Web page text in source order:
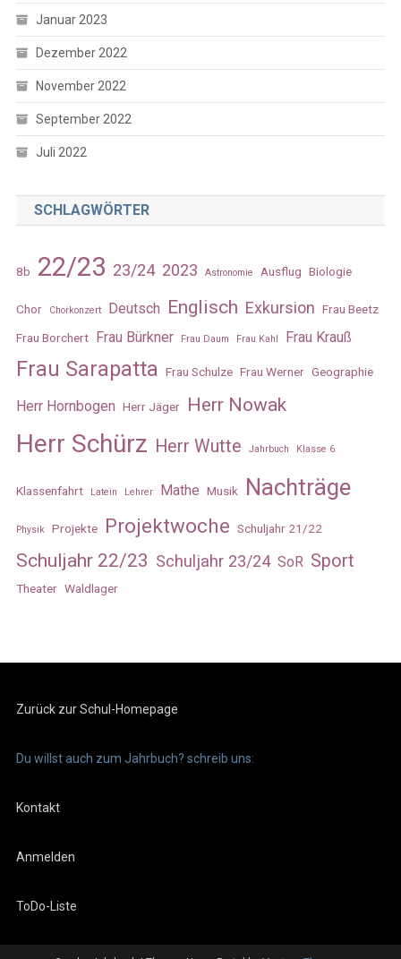
Januar 2023
Dezember 2022
November 2022
September 2022
Juli 2022
SCHLAGWÖRTER
8b 22/23 23/24 2023 Astronomie Ausflug Biologie
Chor Chorkonzert Deutsch Englisch Exkursion Frau Beetz
Frau Borchert Frau Bürkner Frau Daum Frau Kahl Frau Krauß
Frau Sarapatta Frau Schulze Frau Werner Geographie
Herr Hornbogen Herr Jäger Herr Nowak
Herr Schürz Herr Wutte Jahrbuch Klasse 6
Klassenfahrt Latein Lehrer Mathe Musik Nachträge
Physik Projekte Projektwoche Schuljahr 21/22
Schuljahr 22/23 Schuljahr 23/24 SoR Sport
Theater Waldlager
Zurück zur Schul-Homepage
Du willst auch zum Jahrbuch? schreib uns:
Kontakt
Anmelden
ToDo-Liste